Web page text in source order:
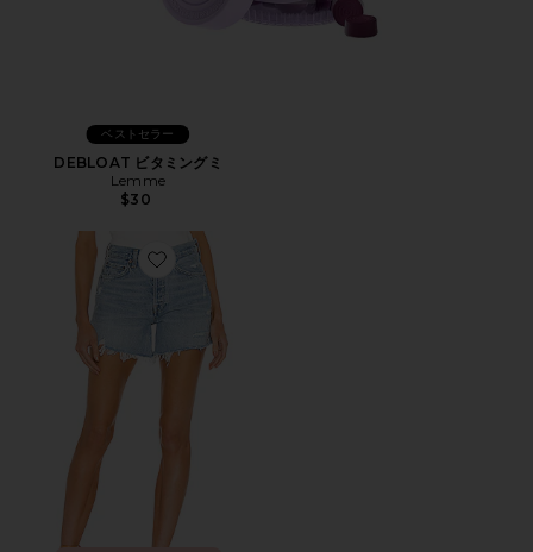
ベストセラー
DEBLOAT ビタミングミ
Lemme
$30
Favorite PARKER LONG ショートパンツ